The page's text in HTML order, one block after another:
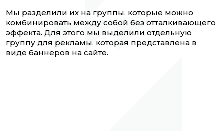
Мы разделили их на группы, которые можно
комбинировать между собой без отталкивающего
эффекта. Для этого мы выделили отдельную
группу для рекламы, которая представлена в
виде баннеров на сайте.